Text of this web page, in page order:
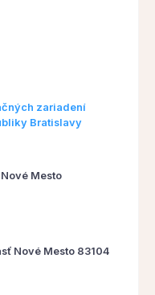
zariadení
Bratislavy
Mesto
Nové Mesto 83104